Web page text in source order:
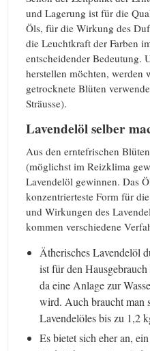
und Lagerung ist für die
Öls, für die Wirkung des
die Leuchtkraft der Farben
entscheidender Bedeutung.
herstellen möchten, werden
getrocknete Blüten
Sträusse).
Lavendelöl selber
Aus den erntefrischen
(möglichst im Reizklima
Lavendelöl gewinnen. Das
konzentrierteste Form für
und Wirkungen des
kommen verschiedene
Ätherisches Lavendelöl
ist für den
da eine Anlage zur
wird. Auch braucht man
Lavendelöles bis zu 1,2
Es bietet sich eher an,